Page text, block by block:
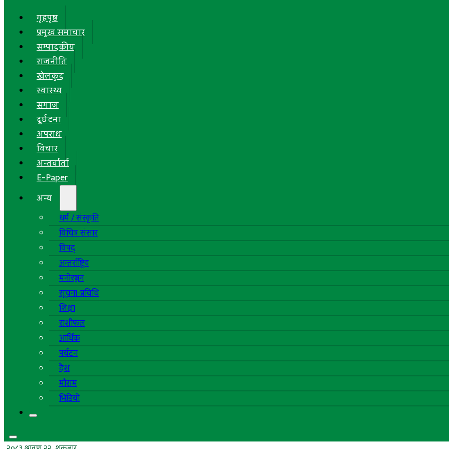
गृहपृष्ठ
प्रमुख समाचार
सम्पादकीय
राजनीति
खेलकुद
स्वास्थ्य
समाज
दुर्घटना
अपराध
विचार
अन्तर्वार्ता
E-Paper
अन्य
धर्म / संस्कृति
विचित्र संसार
विपद्
अन्तर्राष्ट्रिय
मनोरञ्जन
सूचना-प्रविधि
शिक्षा
राशीफल
आर्थिक
पर्यटन
देश
मौसम
भिडियो